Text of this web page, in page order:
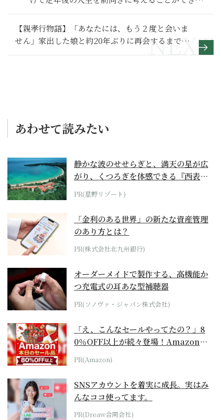
方法とは
【親孝行物語】「あなたには、もう２度と会いま
せん」家出した娘と約20年ぶりに再会するまでの
遠い道のり～その１〜
あわせて読みたい
静かな波のせせらぎと、満天の星が広
がり、くつろぎを体感できる『西表島
ホテル by...
PR(星野リゾート)
「金利のある世界」の新たな資産管理
のあり方とは？
PR(株式会社北九州銀行)
オーダーメイドで製作する、高機能か
つ充電式の耳あな型補聴器
PR(ソノヴァ・ジャパン株式会社)
「え、こんなセールやってたの？」8
0％OFF以上が続々登場！Amazonの
本気が...
PR(Amazon)
SNSアカウントを着実に成長。実はみ
んなココ使ってます。
PR(Dreaw合同会社)